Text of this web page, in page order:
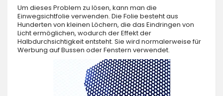
Um dieses Problem zu lösen, kann man die
Einwegsichtfolie verwenden. Die Folie besteht aus
Hunderten von kleinen Löchern, die das Eindringen von
Licht ermöglichen, wodurch der Effekt der
Halbdurchsichtigkeit entsteht. Sie wird normalerweise für
Werbung auf Bussen oder Fenstern verwendet.